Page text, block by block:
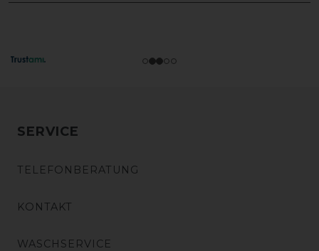
SERVICE
TELEFONBERATUNG
KONTAKT
WASCHSERVICE